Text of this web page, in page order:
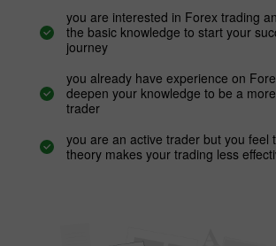
you are interested in Forex trading
the basic knowledge to start your
journey
you already have experience on
deepen your knowledge to be a
trader
you are an active trader but you feel
theory makes your trading less